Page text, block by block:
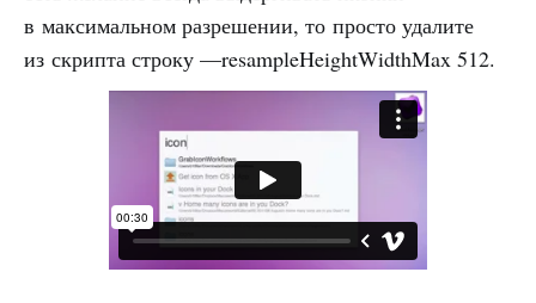
в максимальном разрешении, то просто удалите
из скрипта строку —resampleHeightWidthMax 512.